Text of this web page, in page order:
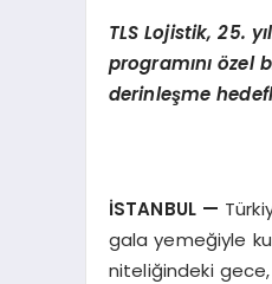
TLS Lojistik, 25.
programını
derinleşme
İSTANBUL —
gala yemeğiyle
niteliğindeki gece,